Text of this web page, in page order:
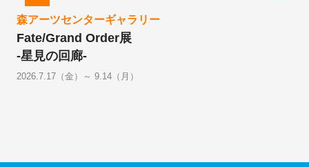
森アーツセンターギャラリー
Fate/Grand Order展
-星見の回廊-
2026.7.17（金）～ 9.14（月）